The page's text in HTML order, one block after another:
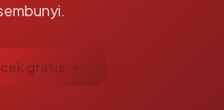
gratis →